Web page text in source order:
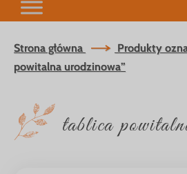
Strona główna
Produkty
powitalna urodzinowa”
tablica